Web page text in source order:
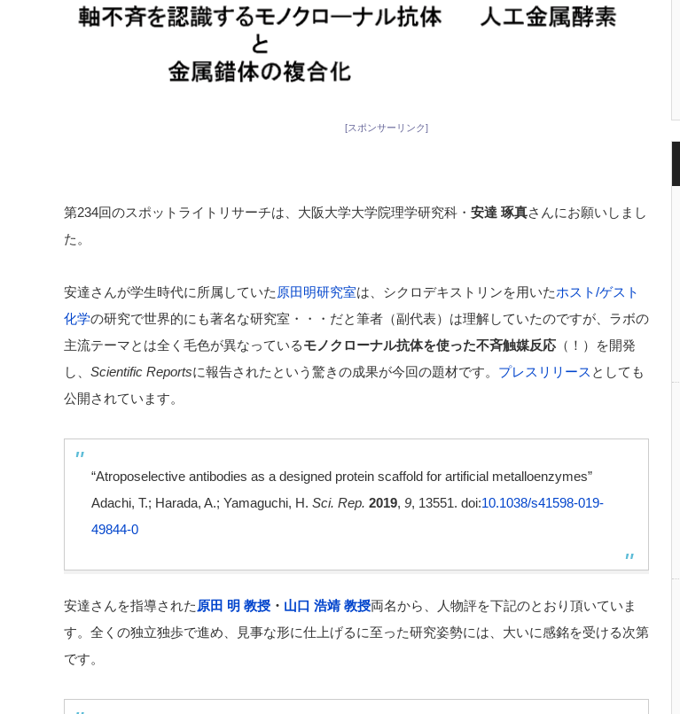
[スポンサーリンク]
第234回のスポットライトリサーチは、大阪大学大学院理学研究科・ 安達 琢真さんにお願いしまし
た。
安達さんが学生時代に所属していた 原田明研究室は、シクロデキストリンを用いたホスト/ゲスト
化学の研究で世界的にも著名な研究室・・・だと筆者（副代表）は理解していたのですが、ラボの
主流テーマとは全く毛色が異なっているモノクローナル抗体を使った不斉触媒反応 （！）を開発
し、 Scientific Reportsに報告されたという驚きの成果が今回の題材です。 プレスリリース としても
公開されています。
“Atroposelective antibodies as a designed protein scaffold for artificial metalloenzymes”
Adachi, T.; Harada, A.; Yamaguchi, H. Sci. Rep. 2019, 9, 13551. doi:10.1038/s41598-019-
49844-0
安達さんを指導された 原田 明 教授 ・ 山口 浩靖 教授両名から、人物評を下記のとおり頂いていま
す。全くの独立独歩で進め、見事な形に仕上げるに至った研究姿勢には、大いに感銘を受ける次第
です。